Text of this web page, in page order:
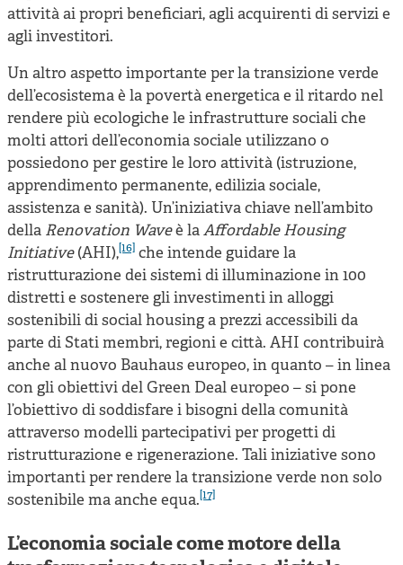
attività ai propri beneficiari, agli acquirenti di servizi e
agli investitori.
Un altro aspetto importante per la transizione verde
dell’ecosistema è la povertà energetica e il ritardo nel
rendere più ecologiche le infrastrutture sociali che
molti attori dell’economia sociale utilizzano o
possiedono per gestire le loro attività (istruzione,
apprendimento permanente, edilizia sociale,
assistenza e sanità). Un’iniziativa chiave nell’ambito
della Renovation Waveè laAffordable Housing
Initiative(AHI),[16] che intende guidare la
ristrutturazione dei sistemi di illuminazione in 100
distretti e sostenere gli investimenti in alloggi
sostenibili di social housing a prezzi accessibili da
parte di Stati membri, regioni e città. AHI contribuirà
anche al nuovo Bauhaus europeo, in quanto – in linea
con gli obiettivi del Green Deal europeo – si pone
l’obiettivo di soddisfare i bisogni della comunità
attraverso modelli partecipativi per progetti di
ristrutturazione e rigenerazione. Tali iniziative sono
importanti per rendere la transizione verde non solo
sostenibile ma anche equa.[17]
L’economia sociale come motore della